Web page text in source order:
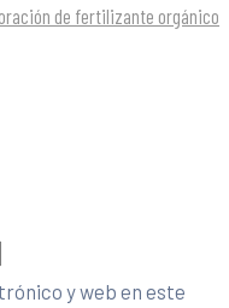
de fertilizante orgánico
y web en este